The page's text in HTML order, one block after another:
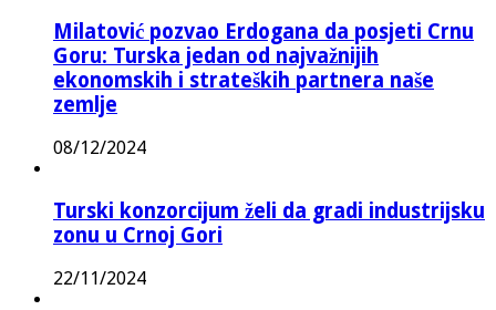
Milatović pozvao Erdogana da posjeti Crnu
Goru: Turska jedan od najvažnijih
ekonomskih i strateških partnera naše
zemlje
08/12/2024
Turski konzorcijum želi da gradi industrijsku
zonu u Crnoj Gori
22/11/2024